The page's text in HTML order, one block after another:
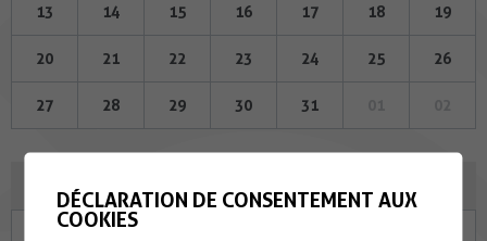
13 14 15 16 17 18 19
20 21 22 23 24 25 26
27 28 29 30 31
Ma
DÉCLARATION DE CONSENTEMENT AUX
COOKIES